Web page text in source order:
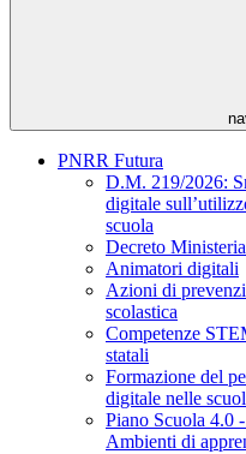
PNRR Futura
D.M. 219/2026:
digitale
scuola
Decreto
Animatori digitali
Azioni di
scolastica
Competenze
statali
Formazione del
digitale nelle
Piano Scuola 4.0
Ambienti di